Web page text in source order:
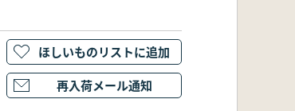
ほしいものリストに追加
再入荷メール通知